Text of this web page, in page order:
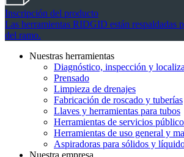
Inscripción del producto
Las herramientas RIDGID están respaldadas
del ramo.
Nuestras herramientas
Diagnóstico, inspección y
Prensado
Limpieza de drenajes
Fabricación de roscado y tuberías
Llaves y herramientas para tubos
Herramientas de servicios
Herramientas de uso general y
Aspiradoras para sólidos y
Nuestra empresa